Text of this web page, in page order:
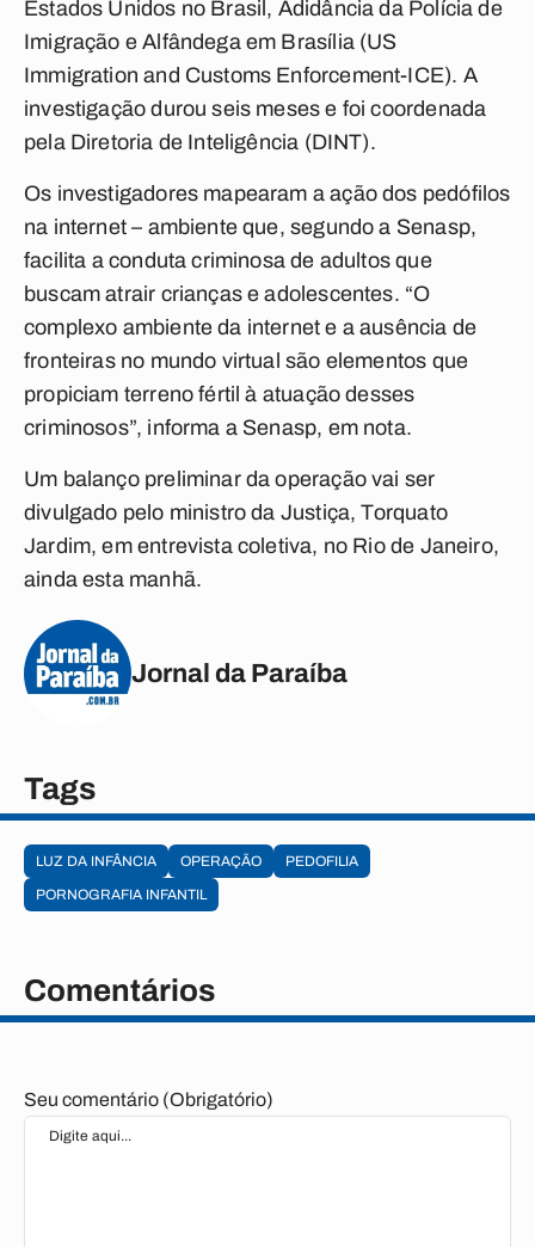
Estados Unidos no Brasil, Adidância da Polícia de
Imigração e Alfândega em Brasília (US
Immigration and Customs Enforcement-ICE). A
investigação durou seis meses e foi coordenada
pela Diretoria de Inteligência (DINT).
Os investigadores mapearam a ação dos pedófilos
na internet – ambiente que, segundo a Senasp,
facilita a conduta criminosa de adultos que
buscam atrair crianças e adolescentes. “O
complexo ambiente da internet e a ausência de
fronteiras no mundo virtual são elementos que
propiciam terreno fértil à atuação desses
criminosos”, informa a Senasp, em nota.
Um balanço preliminar da operação vai ser
divulgado pelo ministro da Justiça, Torquato
Jardim, em entrevista coletiva, no Rio de Janeiro,
ainda esta manhã.
Jornal da Paraíba
Tags
LUZ DA INFÂNCIA OPERAÇÃO
PEDOFILIA
PORNOGRAFIA INFANTIL
Comentários
Seu comentário (Obrigatório)